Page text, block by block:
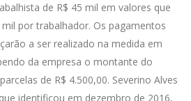
de R$ 45 mil em valores que
por trabalhador. Os pagamentos
a ser realizado na medida em
da empresa o montante do
de R$ 4.500,00. Severino Alves
identificou em dezembro de 2016,